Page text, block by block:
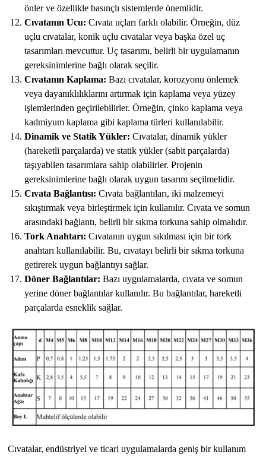
önler ve özellikle basınçlı sistemlerde önemlidir.
Cıvatanın Ucu: Cıvata uçları farklı olabilir. Örneğin, düz
uçlu cıvatalar, konik uçlu cıvatalar veya başka özel uç
tasarımları mevcuttur. Uç tasarımı, belirli bir uygulamanın
gereksinimlerine bağlı olarak seçilir.
Cıvatanın Kaplama: Bazı cıvatalar, korozyonu önlemek
veya dayanıklılıklarını artırmak için kaplama veya yüzey
işlemlerinden geçirilebilirler. Örneğin, çinko kaplama veya
kadmiyum kaplama gibi kaplama türleri kullanılabilir.
Dinamik ve Statik Yükler: Cıvatalar, dinamik yükler
(hareketli parçalarda) ve statik yükler (sabit parçalarda)
taşıyabilen tasarımlara sahip olabilirler. Projenin
gereksinimlerine bağlı olarak uygun tasarım seçilmelidir.
Cıvata Bağlantısı: Cıvata bağlantıları, iki malzemeyi
sıkıştırmak veya birleştirmek için kullanılır. Cıvata ve somun
arasındaki bağlantı, belirli bir sıkma torkuna sahip olmalıdır.
Tork Anahtarı: Cıvatanın uygun sıkılması için bir tork
anahtarı kullanılabilir. Bu, cıvatayı belirli bir sıkma torkuna
getirerek uygun bağlantıyı sağlar.
Döner Bağlantılar: Bazı uygulamalarda, cıvata ve somun
yerine döner bağlantılar kullanılır. Bu bağlantılar, hareketli
parçalarda esneklik sağlar.
Cıvatalar, endüstriyel ve ticari uygulamalarda geniş bir kullanım